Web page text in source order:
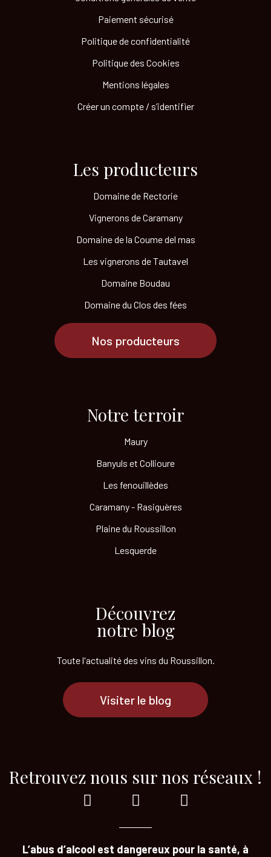
Paiement sécurisé
Politique de confidentialité
Politique des Cookies
Mentions légales
Créer un compte / s’identifier
Les producteurs​
Domaine de Rectorie
Vignerons de Caramany
Domaine de la Coume del mas
Les vignerons de Tautavel
Domaine Boudau
Domaine du Clos des fées
Nos producteurs
Notre terroir​
Maury
Banyuls et Collioure
Les fenouillèdes
Caramany - Rasiguères
Plaine du Roussillon
Lesquerde
Découvrez
notre blog
Toute l'actualité des vins du Roussillon.
Visiter le blog
Retrouvez nous sur nos réseaux !
L’abus d’alcool est dangereux pour la santé, à